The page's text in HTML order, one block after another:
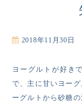
2018年11月30日
ヨーグルトが好き
で、主に甘いヨー
ーグルトから砂糖